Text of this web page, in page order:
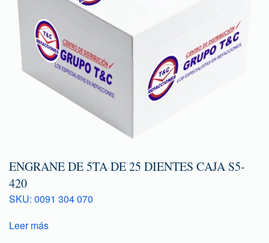
ENGRANE DE 5TA DE 25 DIENTES CAJA S5-
420
SKU: 0091 304 070
Leer más